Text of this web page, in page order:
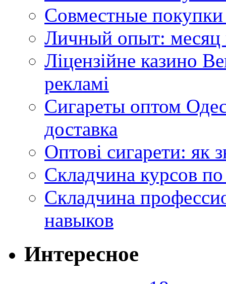
Совместные покупки
Личный опыт: месяц
Ліцензійне казино
рекламі
Сигареты оптом
доставка
Оптові сигарети: як
Складчина курсов
Складчина
навыков
Интересное